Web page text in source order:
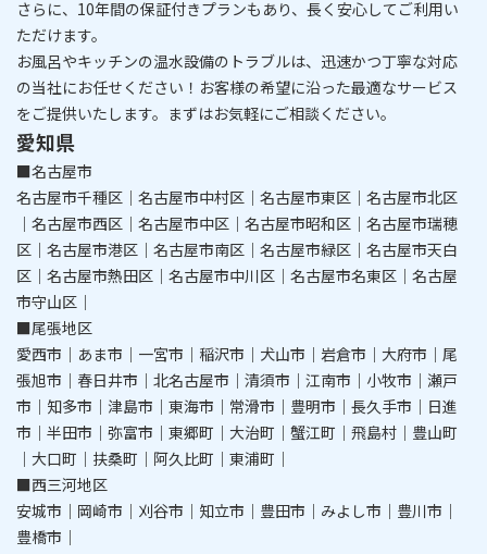
さらに、 10年間の保証付きプランもあり、長く安心してご利用い
ただけます。
​​​​​​​お風呂やキッチンの温水設備のトラブルは、迅速かつ丁寧な対応
の当社にお任せください！ お客様の希望に沿った最適なサービス
をご提供いたします。まずはお気軽にご相談ください。
愛知県
■名古屋市
名古屋市千種区｜名古屋市中村区｜名古屋市東区｜名古屋市北区
｜名古屋市西区｜名古屋市中区｜名古屋市昭和区｜名古屋市瑞穂
区｜名古屋市港区｜名古屋市南区｜名古屋市緑区｜名古屋市天白
区｜名古屋市熱田区｜名古屋市中川区｜名古屋市名東区｜名古屋
市守山区｜
■尾張地区
愛西市｜あま市｜一宮市｜稲沢市｜犬山市｜岩倉市｜大府市｜尾
張旭市｜春日井市｜北名古屋市｜清須市｜江南市｜小牧市｜瀬戸
市｜知多市｜津島市｜東海市｜常滑市｜豊明市｜長久手市｜日進
市｜半田市｜弥富市｜東郷町｜大治町｜蟹江町｜飛島村｜豊山町
｜大口町｜扶桑町｜阿久比町｜東浦町｜
■西三河地区
安城市｜岡崎市｜刈谷市｜知立市｜豊田市｜みよし市｜豊川市｜
豊橋市｜